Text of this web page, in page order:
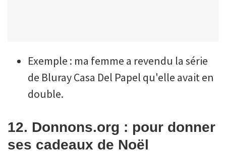
Exemple : ma femme a revendu la série
de Bluray Casa Del Papel qu'elle avait en
double.
12. Donnons.org : pour donner
ses cadeaux de Noël